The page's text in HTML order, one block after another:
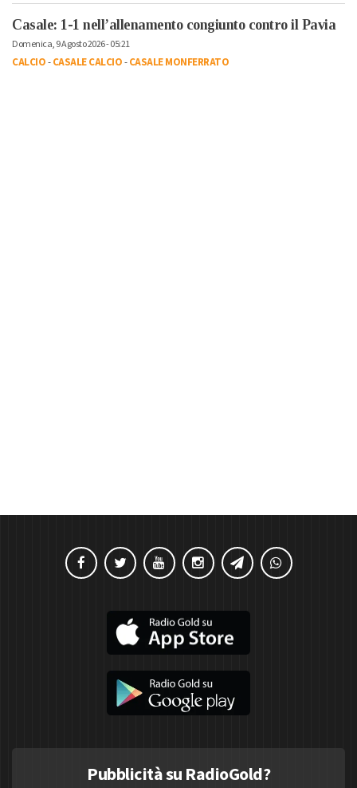
Casale: 1-1 nell’allenamento congiunto contro il Pavia
Domenica, 9 Agosto 2026 - 05:21
CALCIO-CASALE CALCIO-CASALE MONFERRATO
Pubblicità su RadioGold?